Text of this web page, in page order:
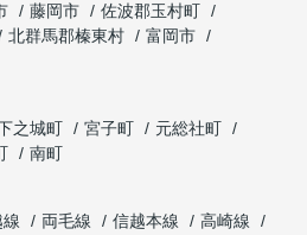
藤岡市
佐波郡玉村町
北群馬郡榛東村
富岡市
之城町 宮子町
元総社町
南町
両毛線 信越本線
高崎線